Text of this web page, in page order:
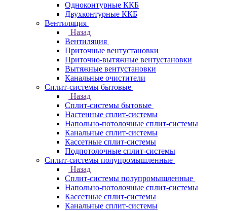
Одноконтурные ККБ
Двухконтурные ККБ
Вентиляция
Назад
Вентиляция
Приточные вентустановки
Приточно-вытяжные вентустановки
Вытяжные вентустановки
Канальные очистители
Сплит-системы бытовые
Назад
Сплит-системы бытовые
Настенные сплит-системы
Напольно-потолочные сплит-системы
Канальные сплит-системы
Кассетные сплит-системы
Подпотолочные сплит-системы
Сплит-системы полупромышленные
Назад
Сплит-системы полупромышленные
Напольно-потолочные сплит-системы
Кассетные сплит-системы
Канальные сплит-системы